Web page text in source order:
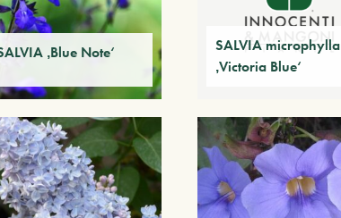
‚Blue Note‘
SALVIA microphylla
‚Victoria Blue‘